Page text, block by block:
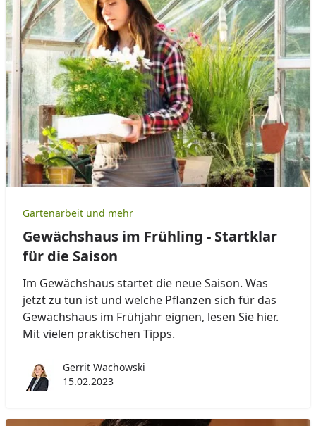
Gartenarbeit und mehr
Gewächshaus im Frühling - Startklar
für die Saison
Im Gewächshaus startet die neue Saison. Was
jetzt zu tun ist und welche Pflanzen sich für das
Gewächshaus im Frühjahr eignen, lesen Sie hier.
Mit vielen praktischen Tipps.
Gerrit Wachowski
15.02.2023